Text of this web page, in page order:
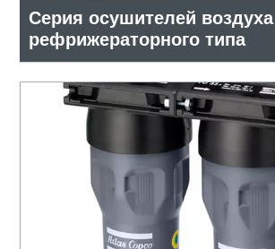
Серия осушителей воздуха
рефрижераторного типа